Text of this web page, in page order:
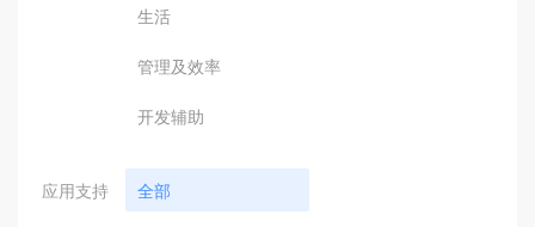
生活
管理及效率
开发辅助
应用支持 全部